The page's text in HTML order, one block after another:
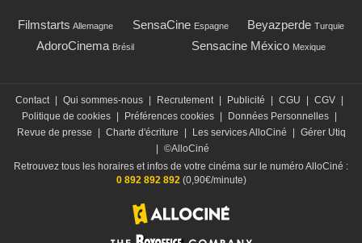
Filmstarts Allemagne SensaCine Espagne Beyazperde Turquie
AdoroCinema Brésil Sensacine México Mexique
Contact Qui sommes-nous Recrutement Publicité CGU CGV
Politique de cookies
Préférences cookies Données Personnelles
Revue de presse
Charte d'écriture Les services AlloCiné
Gérer Utiq
©AlloCiné
Retrouvez tous les horaires et infos de votre cinéma sur le numéro AlloCiné :
0 892 892 892(0,90€/minute)